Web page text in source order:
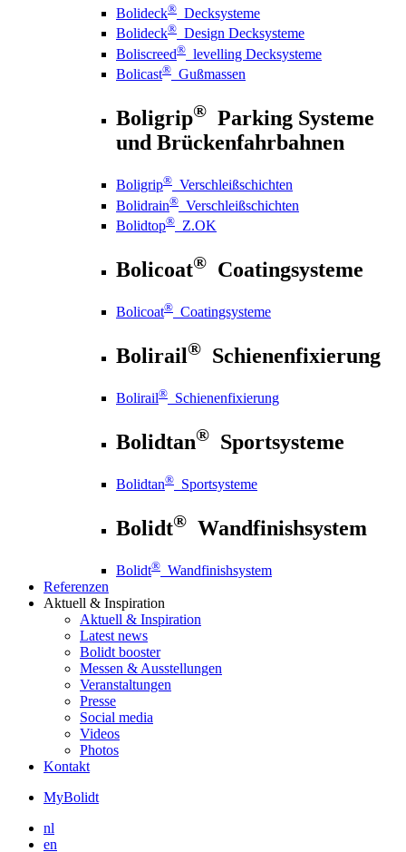
Bolideck® Decksysteme
Bolideck® Design Decksysteme
Boliscreed® levelling Decksysteme
Bolicast® Gußmassen
Boligrip® Parking Systeme
und Brückenfahrbahnen
Boligrip® Verschleißschichten
Bolidrain® Verschleißschichten
Bolidtop® Z.OK
Bolicoat® Coatingsysteme
Bolicoat® Coatingsysteme
Bolirail® Schienenfixierung
Bolirail® Schienenfixierung
Bolidtan® Sportsysteme
Bolidtan® Sportsysteme
Bolidt® Wandfinishsystem
Bolidt® Wandfinishsystem
Referenzen
Aktuell & Inspiration
Aktuell & Inspiration
Latest news
Bolidt booster
Messen & Ausstellungen
Veranstaltungen
Presse
Social media
Videos
Photos
Kontakt
MyBolidt
nl
en